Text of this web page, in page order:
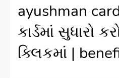
ayushman
કાર્ડમાં સુધારો
ક્લિકમાં |